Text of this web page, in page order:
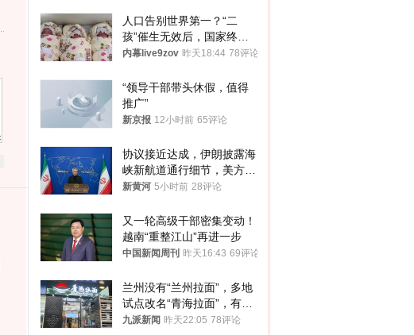
人口告别世界第一？“二
孩”催生无效后，国家终于
向住房出手了！
内幕live9zov 昨天18:44 78评论
“领导干部带头休假，值得
推广”
新京报 12小时前 65评论
协议接近达成，伊朗披露海
峡新航道通行细节，美方再
提“倒计时”
新黄河 5小时前 28评论
又一轮高级干部密集变动！
越南“重整江山”再进一步
中国新闻周刊 昨天16:43 69评论
兰州没有“兰州拉面”，多地
试点改名“青海拉面”，有商
家改名已两年
九派新闻 昨天22:05 78评论